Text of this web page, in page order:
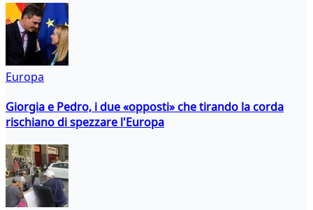
Europa
Giorgia e Pedro, i due «opposti» che tirando la corda
rischiano di spezzare l'Europa